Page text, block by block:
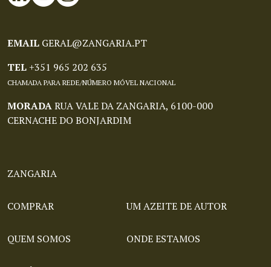
EMAIL GERAL@ZANGARIA.PT
TEL +351 965 202 635
CHAMADA PARA REDE/NÚMERO MÓVEL NACIONAL
MORADARUA VALE DA ZANGARIA, 6100-000
CERNACHE DO BONJARDIM
ZANGARIA
COMPRAR UM AZEITE DE AUTOR
QUEM SOMOS ONDE ESTAMOS